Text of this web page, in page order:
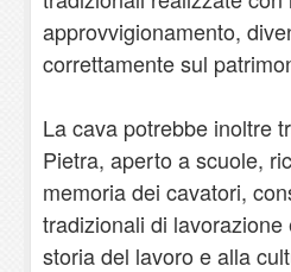
approvvigionamento,
correttamente sul
La cava potrebbe inoltre
Pietra, aperto a scuole,
memoria dei cavatori,
tradizionali di
storia del lavoro e alla